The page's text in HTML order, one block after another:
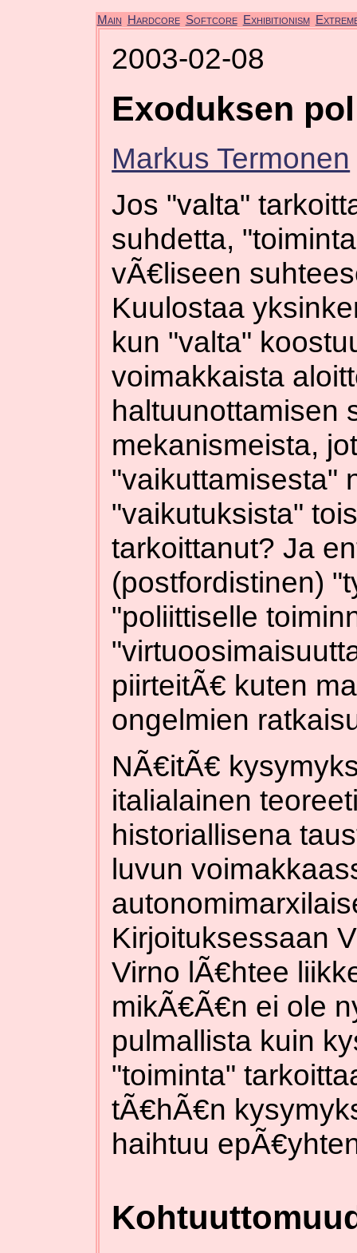
Main Hardcore Softcore Exhibitionism
2003-02-08
Exoduksen
Markus Termonen
Jos "valta"
suhdetta,
vÃ€liseen
Kuulostaa
kun "valta"
voimakkaista
haltuunottamisen
mekanismeista,
"vaikuttamisesta"
"vaikutuksista"
tarkoittanut? Ja
(postfordistinen)
"poliittiselle
piirteitÃ€ kuten
ongelmien
NÃ€itÃ€
italialainen
historiallisena
luvun
Kirjoituksessaan
Virno lÃ€htee
mikÃ€Ã€n ei ole
pulmallista kuin
"toiminta"
tÃ€hÃ€n
haihtuu